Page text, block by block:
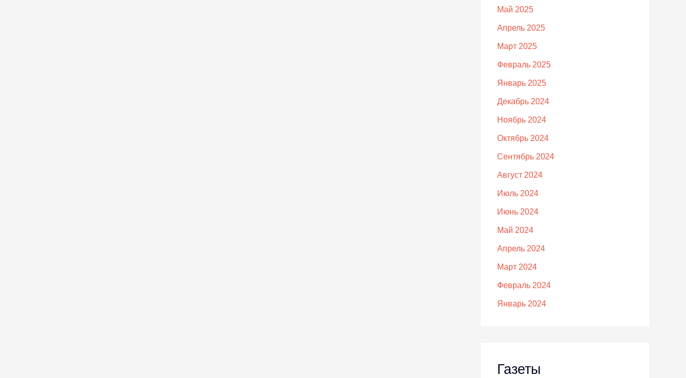
Май 2025
Апрель 2025
Март 2025
Февраль 2025
Январь 2025
Декабрь 2024
Ноябрь 2024
Октябрь 2024
Сентябрь 2024
Август 2024
Июль 2024
Июнь 2024
Май 2024
Апрель 2024
Март 2024
Февраль 2024
Январь 2024
Газеты